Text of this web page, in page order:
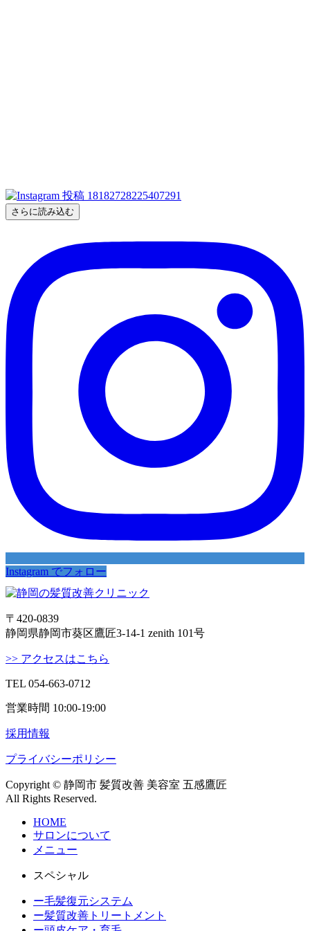
さらに読み込む
Instagram でフォロー
〒420-0839
静岡県静岡市葵区鷹匠3-14-1 zenith 101号
>> アクセスはこちら
TEL 054-663-0712
営業時間 10:00-19:00
採用情報
プライバシーポリシー
Copyright © 静岡市 髪質改善 美容室 五感鷹匠
All Rights Reserved.
HOME
サロンについて
メニュー
スペシャル
ー毛髪復元システム
ー髪質改善トリートメント